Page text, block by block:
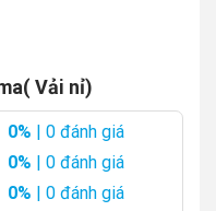
Vải nỉ)
0% | 0 đánh giá
0% | 0 đánh giá
0% | 0 đánh giá